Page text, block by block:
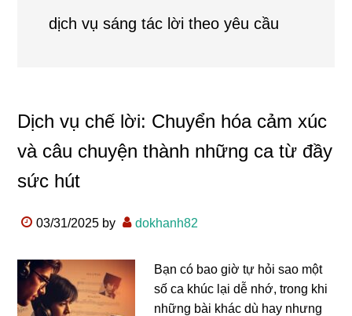
dịch vụ sáng tác lời theo yêu cầu
Dịch vụ chế lời: Chuyển hóa cảm xúc
và câu chuyện thành những ca từ đầy
sức hút
03/31/2025 by dokhanh82
Bạn có bao giờ tự hỏi sao một
số ca khúc lại dễ nhớ, trong khi
những bài khác dù hay nhưng